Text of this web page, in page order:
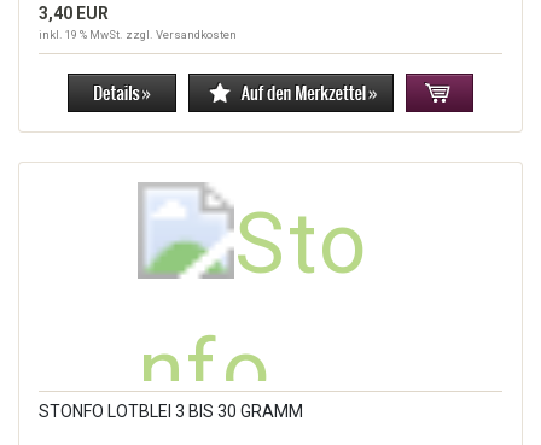
3,40 EUR
inkl. 19 % MwSt. zzgl. Versandkosten
STONFO LOTBLEI 3 BIS 30 GRAMM